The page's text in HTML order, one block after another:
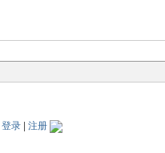
登录 注册